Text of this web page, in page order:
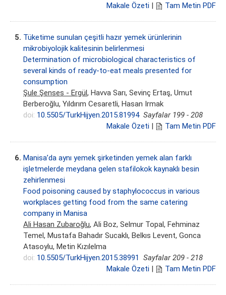
Makale Özeti | Tam Metin PDF
5. Tüketime sunulan çeşitli hazır yemek ürünlerinin
mikrobiyolojik kalitesinin belirlenmesi
Determination of microbiological characteristics of
several kinds of ready-to-eat meals presented for
consumption
Şule Şenses - Ergül, Havva Sarı, Sevinç Ertaş, Umut
Berberoğlu, Yıldırım Cesaretli, Hasan Irmak
doi: 10.5505/TurkHijyen.2015.81994 Sayfalar 199 - 208
Makale Özeti | Tam Metin PDF
6. Manisa’da aynı yemek şirketinden yemek alan farklı
işletmelerde meydana gelen stafilokok kaynaklı besin
zehirlenmesi
Food poisoning caused by staphylococcus in various
workplaces getting food from the same catering
company in Manisa
Ali Hasan Zubaroğlu, Ali Boz, Selmur Topal, Fehminaz
Temel, Mustafa Bahadır Sucaklı, Belkıs Levent, Gonca
Atasoylu, Metin Kızılelma
doi: 10.5505/TurkHijyen.2015.38991 Sayfalar 209 - 218
Makale Özeti | Tam Metin PDF